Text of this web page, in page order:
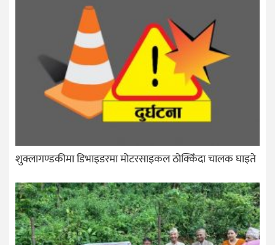
शुक्लागण्डकीमा डिभाइडरमा मोटरसाइकल ठोक्किँदा चालक घाइते